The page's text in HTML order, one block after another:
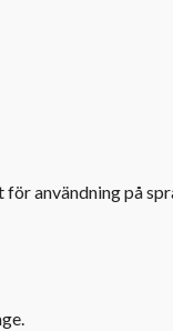
användning på